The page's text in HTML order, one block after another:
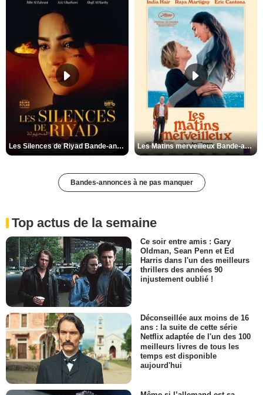
Les Silences de Riyad Bande-annonce VO STFR Les Matins merveilleux Bande-annonce VF
Bandes-annonces à ne pas manquer
Top actus de la semaine
Ce soir entre amis : Gary
Oldman, Sean Penn et Ed
Harris dans l'un des meilleurs
thrillers des années 90
injustement oublié !
Déconseillée aux moins de 16
ans : la suite de cette série
Netflix adaptée de l'un des 100
meilleurs livres de tous les
temps est disponible
aujourd'hui